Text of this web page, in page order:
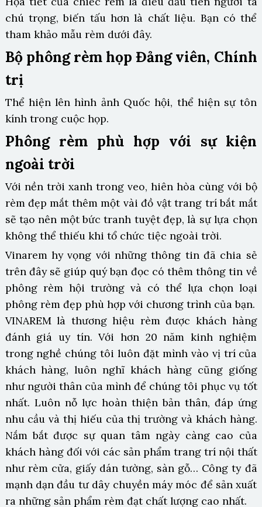
chú trọng, biến tấu hơn là chất liệu. Bạn có thể
tham khảo mẫu rèm dưới đây.
Bộ phông rèm họp Đảng viên, Chính
trị
Thể hiện lên hình ảnh Quốc hội, thể hiện sự tôn
kính trong cuộc họp.
Phông rèm phù hợp với sự kiện
ngoài trời
Với nền trời xanh trong veo, hiên hòa cùng với bộ
rèm đẹp mắt thêm một vài đồ vật trang trí bắt mắt
sẽ tạo nên một bức tranh tuyệt đẹp, là sự lựa chọn
không thể thiếu khi tổ chức tiệc ngoài trời.
Vinarem hy vọng với những thông tin đã chia sẻ
trên đây sẽ giúp quý bạn đọc có thêm thông tin về
phông rèm hội trường và có thể lựa chọn loại
phông rèm đẹp phù hợp với chương trình của bạn.
VINAREM là thương hiệu rèm được khách hàng
đánh giá uy tín. Với hơn 20 năm kinh nghiệm
trong nghề chúng tôi luôn đặt mình vào vị trí của
khách hàng, luôn nghĩ khách hàng cũng giống
như người thân của mình để chúng tôi phục vụ tốt
nhất. Luôn nỗ lực hoàn thiện bản thân, đáp ứng
nhu cầu và thị hiếu của thị trường và khách hàng.
Nắm bắt được sự quan tâm ngày càng cao của
khách hàng đối với các sản phẩm trang trí nội thất
như rèm cửa, giấy dán tường, sàn gỗ… Công ty đã
mạnh dạn đầu tư dây chuyền máy móc để sản xuất
ra những sản phẩm rèm đạt chất lượng cao nhất.